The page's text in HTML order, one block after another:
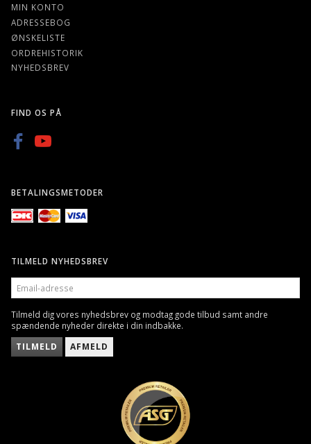
MIN KONTO
ADRESSEBOG
ØNSKELISTE
ORDREHISTORIK
NYHEDSBREV
FIND OS PÅ
BETALINGSMETODER
TILMELD NYHEDSBREV
EMAIL-
ADRESSE
Tilmeld dig vores nyhedsbrev og modtag gode tilbud samt andre
spændende nyheder direkte i din indbakke.
TILMELD AFMELD